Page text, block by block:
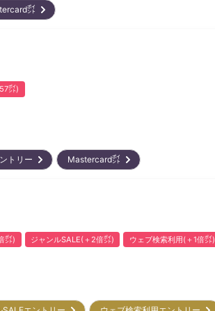
㌽
㌽)
ントリー Mastercard㌽
㌽) ジャンルSALE(＋2倍㌽) ウェブ検索利用(＋1倍㌽)